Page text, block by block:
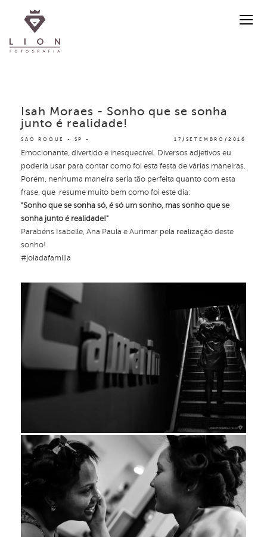
SAO ROQUE - SP 17/SETEMBRO/2016
Isah Moraes - Sonho que se sonha
junto é realidade!
Emocionante, divertido e inesquecível. Diversos adjetivos eu
poderia usar para contar como foi esta festa de várias maneiras.
Porém, nenhuma maneira seria tão perfeita quanto com esta
frase, que resume muito bem como foi este dia:
"Sonho que se sonha só, é só um sonho, mas sonho que se
sonha junto é realidade!"
Parabéns Isabelle, Ana Paula e Aurimar pela realização deste
sonho!
#joiadafamilia